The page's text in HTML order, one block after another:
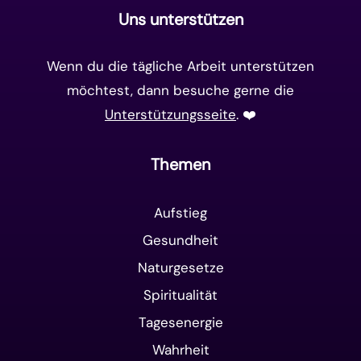
Uns unterstützen
Wenn du die tägliche Arbeit unterstützen
möchtest, dann besuche gerne die
Unterstützungsseite. ❤️️
Themen
Aufstieg
Gesundheit
Naturgesetze
Spiritualität
Tagesenergie
Wahrheit